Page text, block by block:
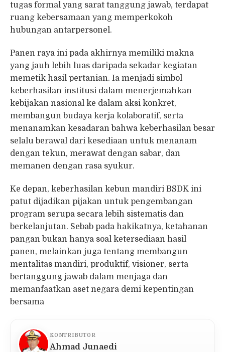
tugas formal yang sarat tanggung jawab, terdapat
ruang kebersamaan yang memperkokoh
hubungan antarpersonel.
Panen raya ini pada akhirnya memiliki makna
yang jauh lebih luas daripada sekadar kegiatan
memetik hasil pertanian. Ia menjadi simbol
keberhasilan institusi dalam menerjemahkan
kebijakan nasional ke dalam aksi konkret,
membangun budaya kerja kolaboratif, serta
menanamkan kesadaran bahwa keberhasilan besar
selalu berawal dari kesediaan untuk menanam
dengan tekun, merawat dengan sabar, dan
memanen dengan rasa syukur.
Ke depan, keberhasilan kebun mandiri BSDK ini
patut dijadikan pijakan untuk pengembangan
program serupa secara lebih sistematis dan
berkelanjutan. Sebab pada hakikatnya, ketahanan
pangan bukan hanya soal ketersediaan hasil
panen, melainkan juga tentang membangun
mentalitas mandiri, produktif, visioner, serta
bertanggung jawab dalam menjaga dan
memanfaatkan aset negara demi kepentingan
bersama
KONTRIBUTOR
Ahmad Junaedi